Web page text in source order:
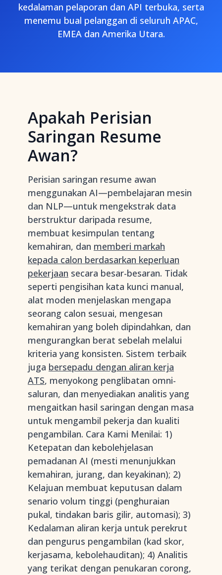
kedalaman pelaporan dan API terbuka, serta
menemu bual pelanggan di seluruh APAC,
EMEA dan Amerika Utara.
Apakah Perisian
Saringan Resume
Awan?
Perisian saringan resume awan
menggunakan AI—pembelajaran mesin
dan NLP—untuk mengekstrak data
berstruktur daripada resume,
membuat kesimpulan tentang
kemahiran, dan memberi markah
kepada calon berdasarkan keperluan
pekerjaan secara besar-besaran. Tidak
seperti pengisihan kata kunci manual,
alat moden menjelaskan mengapa
seorang calon sesuai, mengesan
kemahiran yang boleh dipindahkan, dan
mengurangkan berat sebelah melalui
kriteria yang konsisten. Sistem terbaik
juga bersepadu dengan aliran kerja
ATS, menyokong penglibatan omni-
saluran, dan menyediakan analitis yang
mengaitkan hasil saringan dengan masa
untuk mengambil pekerja dan kualiti
pengambilan. Cara Kami Menilai: 1)
Ketepatan dan kebolehjelasan
pemadanan AI (mesti menunjukkan
kemahiran, jurang, dan keyakinan); 2)
Kelajuan membuat keputusan dalam
senario volum tinggi (penghuraian
pukal, tindakan baris gilir, automasi); 3)
Kedalaman aliran kerja untuk perekrut
dan pengurus pengambilan (kad skor,
kerjasama, kebolehauditan); 4) Analitis
yang terikat dengan penukaran corong,